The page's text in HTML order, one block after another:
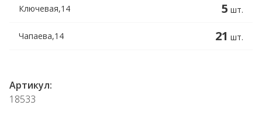
Ключевая,14 5 шт.
Чапаева,14 21 шт.
Артикул:
18533